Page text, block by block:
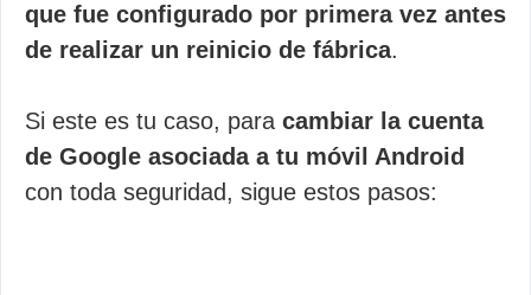
que fue configurado por primera vez antes
de realizar un reinicio de fábrica.
Si este es tu caso, para cambiar la cuenta
de Google asociada a tu móvil Android
con toda seguridad, sigue estos pasos: